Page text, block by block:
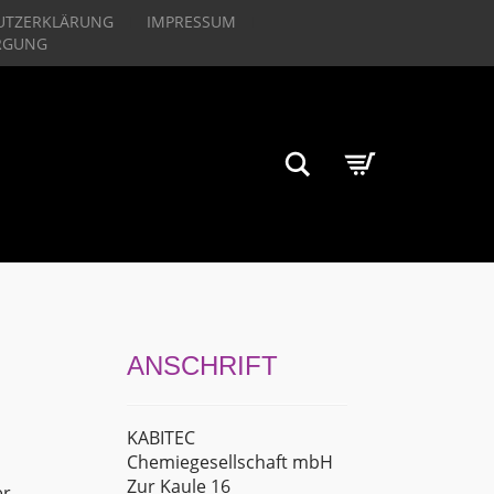
IMPRESSUM
Suchen
ANSCHRIFT
KABITEC
Chemiegesellschaft mbH
Zur Kaule 16